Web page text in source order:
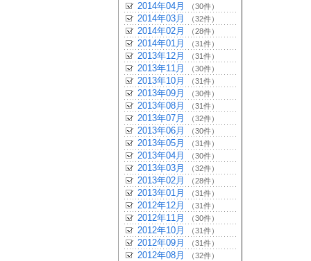
2014年04月 （30件）
2014年03月 （32件）
2014年02月 （28件）
2014年01月 （31件）
2013年12月 （31件）
2013年11月 （30件）
2013年10月 （31件）
2013年09月 （30件）
2013年08月 （31件）
2013年07月 （32件）
2013年06月 （30件）
2013年05月 （31件）
2013年04月 （30件）
2013年03月 （32件）
2013年02月 （28件）
2013年01月 （31件）
2012年12月 （31件）
2012年11月 （30件）
2012年10月 （31件）
2012年09月 （31件）
2012年08月 （32件）